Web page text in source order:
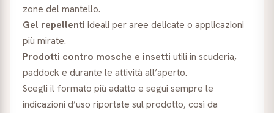
zone del mantello.
Gel repellenti ideali per aree delicate o applicazioni
più mirate.
Prodotti contro mosche e insetti utili in scuderia,
paddock e durante le attività all’aperto.
Scegli il formato più adatto e segui sempre le
indicazioni d’uso riportate sul prodotto, così da